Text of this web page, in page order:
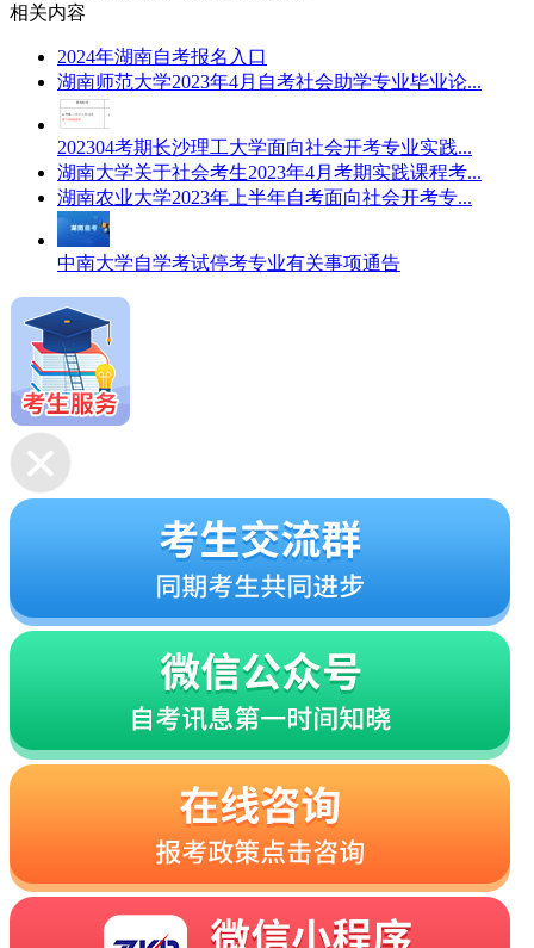
相关内容
2024年湖南自考报名入口
湖南师范大学2023年4月自考社会助学专业毕业论...
202304考期长沙理工大学面向社会开考专业实践...
湖南大学关于社会考生2023年4月考期实践课程考...
湖南农业大学2023年上半年自考面向社会开考专...
中南大学自学考试停考专业有关事项通告